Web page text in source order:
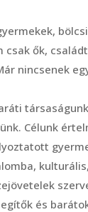
csak ők,
nincsenek
Célunk
és